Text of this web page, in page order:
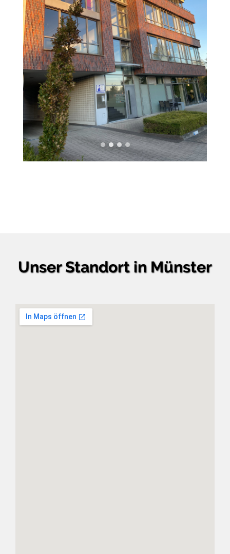
Unser Standort in Münster